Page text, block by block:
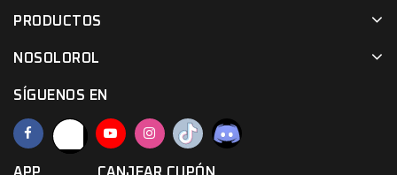
PRODUCTOS
NOSOLOROL
SÍGUENOS EN